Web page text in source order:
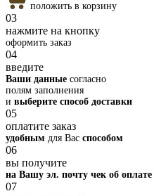
положить в корзину
03
нажмите на кнопку
оформить заказ
04
введите
Ваши данные согласно
полям заполнения
и выберите способ доставки
05
оплатите заказ
удобным для Вас способом
06
вы получите
на Вашу эл. почту чек об оплате
07